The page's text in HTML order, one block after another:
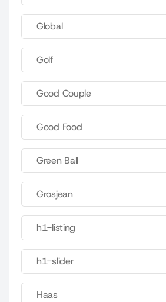
Global
Golf
Good Couple
Good Food
Green Ball
Grosjean
h1-listing
h1-slider
Haas